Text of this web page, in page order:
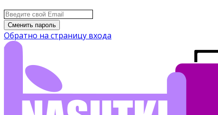
Сменить пароль
Обратно на страницу входа